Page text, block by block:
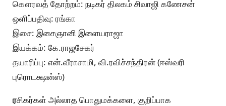
கௌரவத் தோற்றம்: நடிகர் திலகம் சிவாஜி கணேசன்
ஒளிப்பதிவு: ரங்கா
இசை: இசைஞானி இளையராஜா
இயக்கம்: கே.ராஜசேகர்
தயாரிப்பு: என்.வீராசாமி, வி.ரவிச்சந்திரன் (ஈஸ்வரி
புரொடக்ஷன்ஸ்)
ரசிகர்கள் அல்லாத பொதுமக்களை, குறிப்பாக